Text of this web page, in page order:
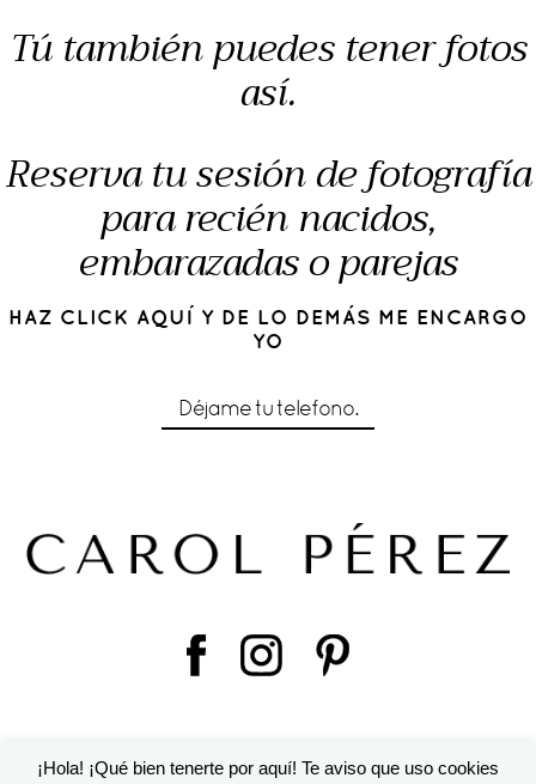
Tú también puedes tener fotos
así.
Reserva tu sesión de fotografía
para recién nacidos,
embarazadas o parejas
HAZ CLICK AQUÍ Y DE LO DEMÁS ME ENCARGO
YO
Déjame tu telefono.
© 2016 Cárol Pérez | Diseño deSusana Torralbo | ProPhoto
¡Hola! ¡Qué bien tenerte por aquí! Te aviso que uso cookies